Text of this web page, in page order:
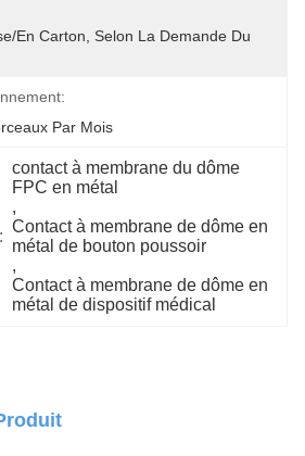
en Carton, Selon La Demande Du
Par Mois
contact à membrane du dôme
FPC en métal
,
Contact à membrane de dôme en
métal de bouton poussoir
,
Contact à membrane de dôme en
métal de dispositif médical